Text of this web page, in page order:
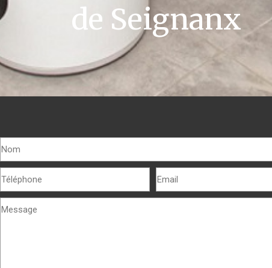
de Seignanx